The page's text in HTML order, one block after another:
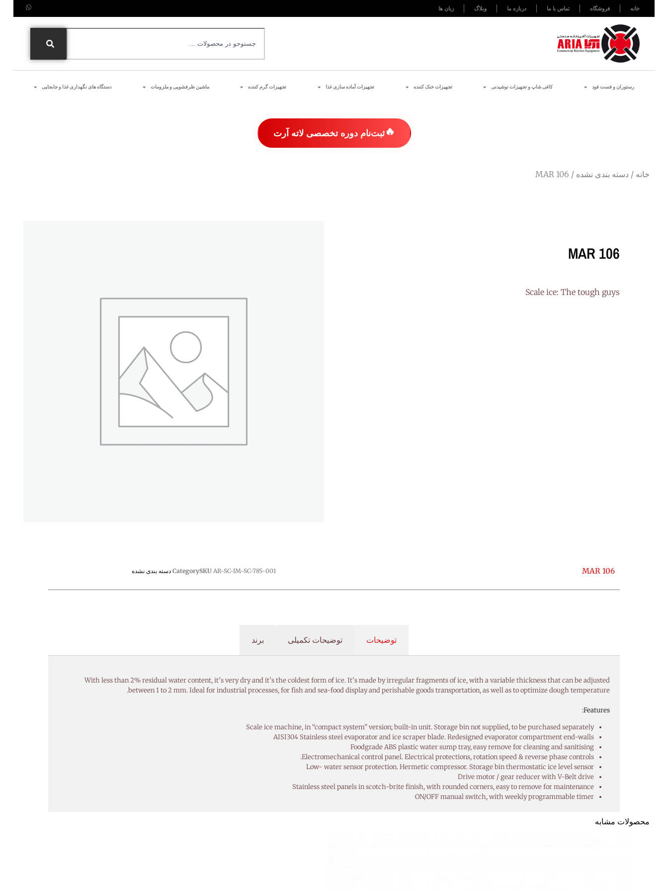
خانه فروشگاه تماس با ما درباره ما وبلاگ زبان ها
رستوران و فست فود کافی شاپ و تجهیزات نوشیدنی تجهیزات خنک کننده تجهیزات آماده سازی غذا تجهیزات گرم کننده ماشین ظرفشویی و ملزومات دستگاه های نگهداری غذا و جابجایی
🔥ثبت‌نام دوره تخصصی لاته آرت
خانه / دسته بندی نشده / MAR 106
MAR 106
Scale ice: The tough guys
MAR 106
SKU AR-SC-IM-SC-785-001
Category دسته بندی نشده
توضیحات توضیحات تکمیلی برند
With less than 2% residual water content, it’s very dry and it’s the coldest form of ice. It’s made by irregular fragments of ice, with a variable thickness that can be adjusted
between 1 to 2 mm. Ideal for industrial processes, for fish and sea-food display and perishable goods transportation, as well as to optimize dough temperature.
Features:
Scale ice machine, in “compact system” version; built-in unit. Storage bin not supplied, to be purchased separately
AISI304 Stainless steel evaporator and ice scraper blade. Redesigned evaporator compartment end-walls
Foodgrade ABS plastic water sump tray, easy remove for cleaning and sanitising
Electromechanical control panel. Electrical protections, rotation speed & reverse phase controls.
Low- water sensor protection. Hermetic compressor. Storage bin thermostatic ice level sensor
Drive motor / gear reducer with V-Belt drive
Stainless steel panels in scotch-brite finish, with rounded corners, easy to remove for maintenance
ON/OFF manual switch, with weekly programmable timer
محصولات مشابه